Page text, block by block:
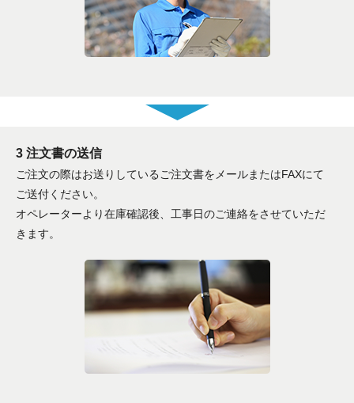
3 注文書の送信
ご注文の際はお送りしているご注文書をメールまたはFAXにて
ご送付ください。
オペレーターより在庫確認後、工事日のご連絡をさせていただ
きます。
お電話
メール